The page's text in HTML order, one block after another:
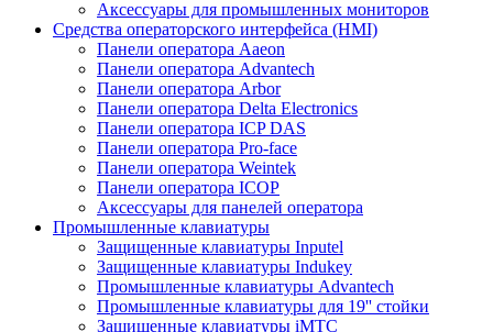
Аксессуары для промышленных мониторов
Средства операторского интерфейса (HMI)
Панели оператора Aaeon
Панели оператора Advantech
Панели оператора Arbor
Панели оператора Delta Electronics
Панели оператора ICP DAS
Панели оператора Pro-face
Панели оператора Weintek
Панели оператора ICOP
Аксессуары для панелей оператора
Промышленные клавиатуры
Защищенные клавиатуры Inputel
Защищенные клавиатуры Indukey
Промышленные клавиатуры Advantech
Промышленные клавиатуры для 19'' стойки
Защищенные клавиатуры iMTC